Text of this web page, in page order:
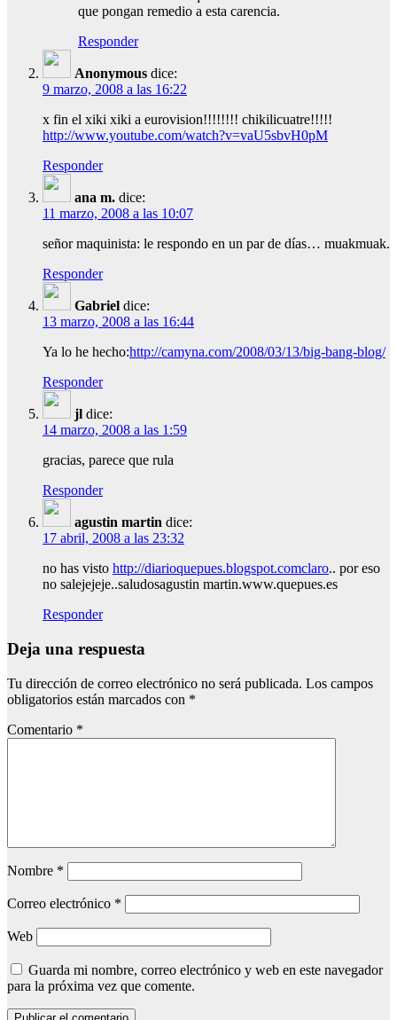
que pongan remedio a esta carencia.
Responder
Anonymous dice:
9 marzo, 2008 a las 16:22
x fin el xiki xiki a eurovision!!!!!!!! chikilicuatre!!!!!
http://www.youtube.com/watch?v=vaU5sbvH0pM
Responder
ana m. dice:
11 marzo, 2008 a las 10:07
señor maquinista: le respondo en un par de días… muakmuak.
Responder
Gabriel dice:
13 marzo, 2008 a las 16:44
Ya lo he hecho:http://camyna.com/2008/03/13/big-bang-blog/
Responder
jl dice:
14 marzo, 2008 a las 1:59
gracias, parece que rula
Responder
agustin martin dice:
17 abril, 2008 a las 23:32
no has visto http://diarioquepues.blogspot.comclaro.. por eso
no salejejeje..saludosagustin martin.www.quepues.es
Responder
Deja una respuesta
Tu dirección de correo electrónico no será publicada. Los campos
obligatorios están marcados con *
Comentario *
Nombre *
Correo electrónico *
Web
Guarda mi nombre, correo electrónico y web en este navegador
para la próxima vez que comente.